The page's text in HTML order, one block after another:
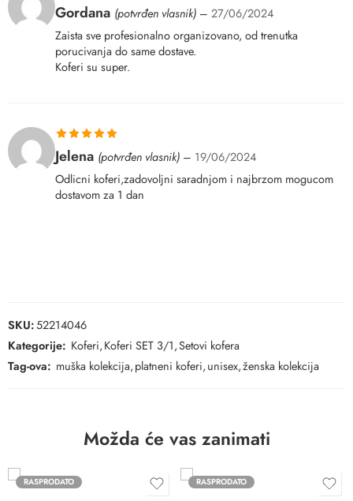
Ocenjeno sa
5 od 5
Gordana (potvrđen vlasnik) – 27/06/2024
Zaista sve profesionalno organizovano, od trenutka
porucivanja do same dostave.
Koferi su super.
Ocenjeno sa
5 od 5
Jelena (potvrđen vlasnik) – 19/06/2024
Odlicni koferi,zadovoljni saradnjom i najbrzom mogucom
dostavom za 1 dan
SKU:52214046
Kategorije: Koferi,Koferi SET 3/1,Setovi kofera
Tag-ova: muška kolekcija,platneni koferi,unisex,ženska kolekcija
Možda će vas zanimati
RASPRODATO RASPRODATO